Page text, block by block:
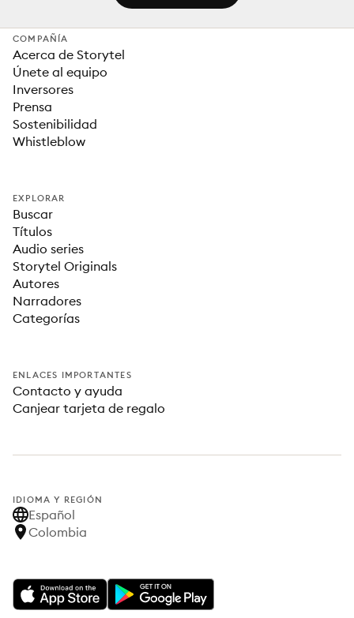
COMPAÑÍA
Acerca de Storytel
Únete al equipo
Inversores
Prensa
Sostenibilidad
Whistleblow
EXPLORAR
Buscar
Títulos
Audio series
Storytel Originals
Autores
Narradores
Categorías
ENLACES IMPORTANTES
Contacto y ayuda
Canjear tarjeta de regalo
IDIOMA Y REGIÓN
Español
Colombia